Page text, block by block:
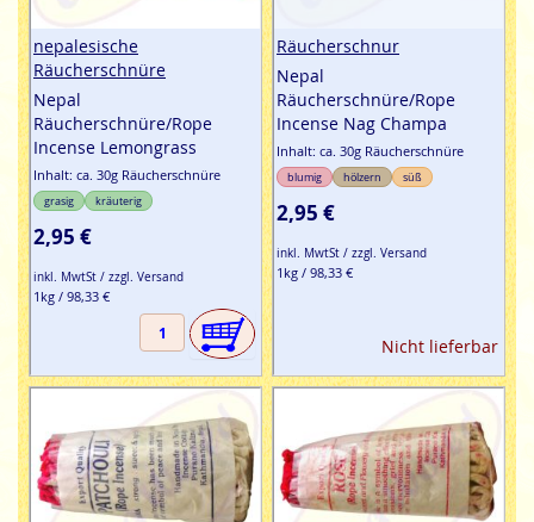
nepalesische
Räucherschnüre
Nepal
Räucherschnüre/Rope
Incense Lemongrass
Inhalt: ca. 30g Räucherschnüre
grasig kräuterig
2,95 €
inkl. MwtSt / zzgl. Versand
1kg / 98,33 €
Räucherschnur
Nepal
Räucherschnüre/Rope
Incense Nag Champa
Inhalt: ca. 30g Räucherschnüre
blumig hölzern süß
2,95 €
inkl. MwtSt / zzgl. Versand
1kg / 98,33 €
Nicht lieferbar